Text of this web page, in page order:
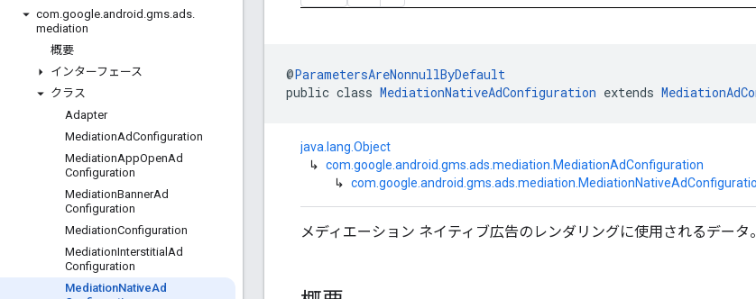
com.google.android .gms.ads.
mediation
概要
インターフェース
クラス
Adapter
MediationAdConfiguration
MediationAppOpenAd
Configuration
MediationBannerAd
Configuration
MediationConfiguration
MediationInterstitial Ad
Configuration
MediationNativeAd
@ParametersAreNonnullByDefault
public class MediationNativeAdConfiguration extends
java.lang.Object
↳ com.google.android.gms.ads.mediation.MediationAdConfiguration
↳
メディエーション ネイティブ広告のレンダリングに使用されるデータ。